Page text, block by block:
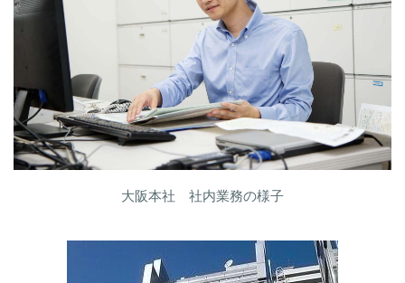
大阪本社 社内業務の様子